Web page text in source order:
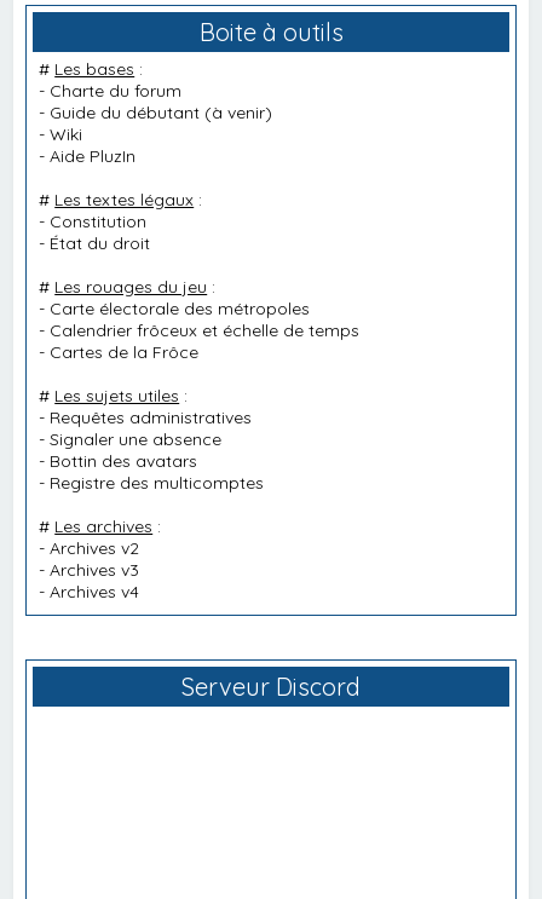
Boite à outils
# Les bases :
- Charte du forum
- Guide du débutant (à venir)
-Wiki
-Aide PluzIn
# Les textes légaux :
- Constitution
- État du droit
# Les rouages du jeu :
- Carte électorale des métropoles
- Calendrier frôceux et échelle de temps
- Cartes de la Frôce
# Les sujets utiles :
- Requêtes administratives
-Signaler une absence
- Bottin des avatars
- Registre des multicomptes
# Les archives :
-Archives v2
-Archives v3
-Archives v4
Serveur Discord